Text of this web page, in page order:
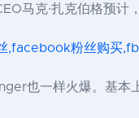
马克·扎克伯格预计
,facebook粉丝购买
也一样火爆。基本